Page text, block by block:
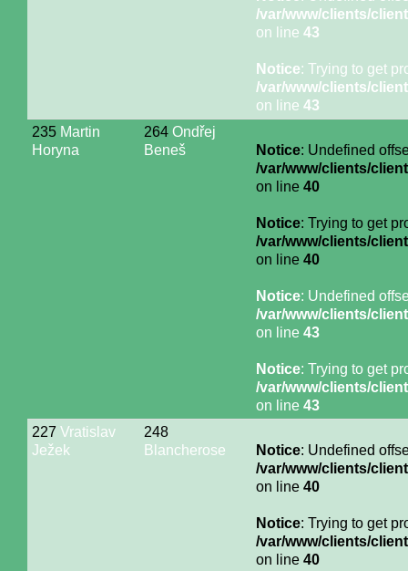
/var/www/clients/
on line 43
Notice: Trying to get
/var/www/clients/
on line 43
235 Martin
Horyna
264 Ondřej
Beneš
Notice: Undefined
/var/www/clients/
on line 40
Notice: Trying to get
/var/www/clients/
on line 40
Notice: Undefined
/var/www/clients/
on line 43
Notice: Trying to get
/var/www/clients/
on line 43
227 Vratislav
Ježek
248
Blancherose
Notice: Undefined
/var/www/clients/
on line 40
Notice: Trying to get
/var/www/clients/
on line 40